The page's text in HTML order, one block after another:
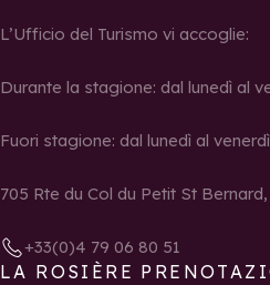
L’Ufficio del Turismo vi accoglie:
Durante la stagione: dal lunedì al
Fuori stagione: dal lunedì al
705 Rte du Col du Petit St
+33(0)4 79 06 80 51
LA ROSIÈRE